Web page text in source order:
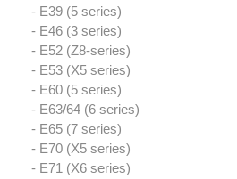
- E39 (5 series)
- E46 (3 series)
- E52 (Z8-series)
- E53 (X5 series)
- E60 (5 series)
- E63/64 (6 series)
- E65 (7 series)
- E70 (X5 series)
- E71 (X6 series)